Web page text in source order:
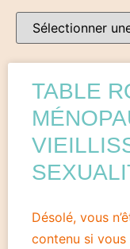
TABLE
Désolé, vous
contenu si vous